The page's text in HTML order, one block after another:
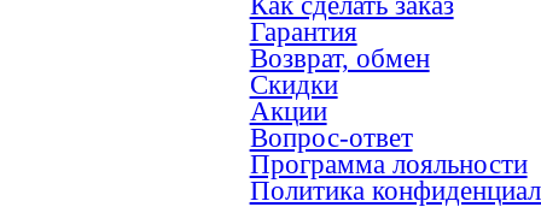
Гарантия
Возврат, обмен
Скидки
Акции
Вопрос-ответ
Программа лояльности
Политика